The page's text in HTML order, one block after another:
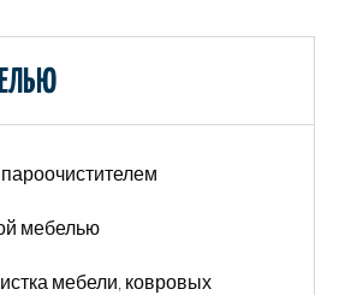
мебелью
мебели, ковровых